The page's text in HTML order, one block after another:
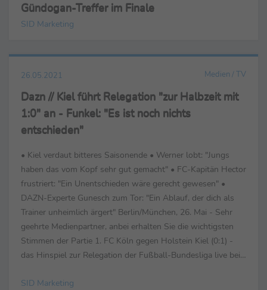
Gündogan-Treffer im Finale
SID Marketing
26.05.2021 Medien / TV
Dazn // Kiel führt Relegation "zur Halbzeit mit
1:0" an - Funkel: "Es ist noch nichts
entschieden"
• Kiel verdaut bitteres Saisonende • Werner lobt: "Jungs
haben das vom Kopf sehr gut gemacht" • FC-Kapitän Hector
frustriert: "Ein Unentschieden wäre gerecht gewesen" •
DAZN-Experte Gunesch zum Tor: "Ein Ablauf, der dich als
Trainer unheimlich ärgert" Berlin/München, 26. Mai - Sehr
geehrte Medienpartner, anbei erhalten Sie die wichtigsten
Stimmen der Partie 1. FC Köln gegen Holstein Kiel (0:1) -
das Hinspiel zur Relegation der Fußball-Bundesliga live bei
SID Marketing